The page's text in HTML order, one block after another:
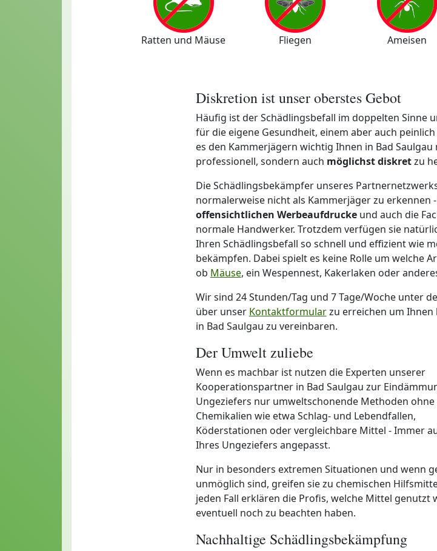
Ratten und Mäuse Fliegen Ameisen
Diskretion ist unser oberstes Gebot
Häufig ist der Schädlingsbefall im doppelten Sinne
für die eigene Gesundheit, einem aber auch
es den Kammerjägern wichtig Ihnen in Bad
professionell, sondern auch möglichst diskretzu
Die Schädlingsbekämpfer unseres
normalerweise nicht als Kammerjäger zu erkennen
offensichtlichen Werbeaufdruckeund auch die
normale Handwerker. Trotzdem verfügen sie
Ihren Schädlingsbefall so schnell und effizient wie
bekämpfen. Dabei spielt es keine Rolle um welche
ob Mäuse, ein Wespennest, Kakerlaken oder
Wir sind 24 Stunden/Tag und 7 Tage/Woche unter
über unser Kontaktformularzu erreichen um Ihnen
in Bad Saulgau zu vereinbaren.
Der Umwelt zuliebe
Wenn es machbar ist nutzen die Experten unserer
Kooperationspartner in Bad Saulgau zur
Ungeziefers nur umweltschonende Methoden ohne
Chemikalien wie etwa Schlag- und Lebendfallen,
Köderstationen oder vergleichbare Mittel - Immer
Ihres Ungeziefers angepasst.
Nur in besonders extremen Situationen und wenn
unmöglich sind, greifen sie zu chemischen
jeden Fall erklären die Profis, welche Mittel genutzt
eventuell noch zu beachten haben.
Nachhaltige Schädlingsbekämpfung